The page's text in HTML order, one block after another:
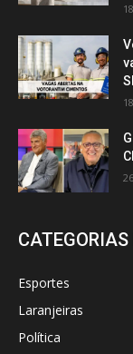
Esportes
Laranjeiras
Política